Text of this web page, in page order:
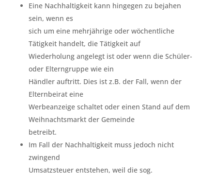
Eine Nachhaltigkeit kann hingegen zu bejahen
sein, wenn es
sich um eine mehrjährige oder wöchentliche
Tätigkeit handelt, die Tätigkeit auf
Wiederholung angelegt ist oder wenn die Schüler-
oder Elterngruppe wie ein
Händler auftritt. Dies ist z.B. der Fall, wenn der
Elternbeirat eine
Werbeanzeige schaltet oder einen Stand auf dem
Weihnachtsmarkt der Gemeinde
betreibt.
Im Fall der Nachhaltigkeit muss jedoch nicht
zwingend
Umsatzsteuer entstehen, weil die sog.